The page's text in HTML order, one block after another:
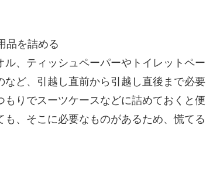
品を詰める
、ティッシュペーパーやトイレットペー
ど、引越し直前から引越し直後まで必要
りでスーツケースなどに詰めておくと便
、そこに必要なものがあるため、慌てる